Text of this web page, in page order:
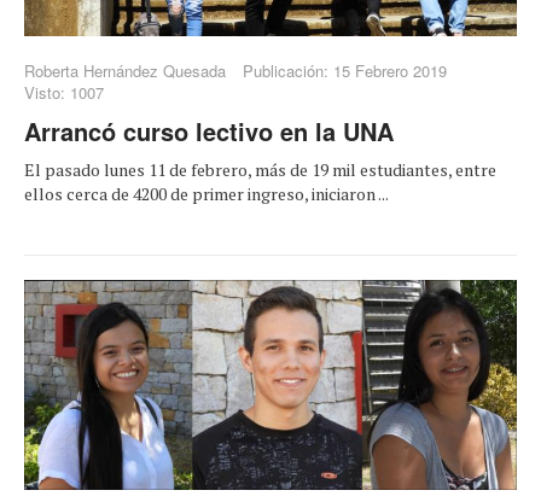
Roberta Hernández Quesada
Publicación: 15 Febrero 2019
Visto: 1007
Arrancó curso lectivo en la UNA
El pasado lunes 11 de febrero, más de 19 mil estudiantes, entre
ellos cerca de 4200 de primer ingreso, iniciaron ...